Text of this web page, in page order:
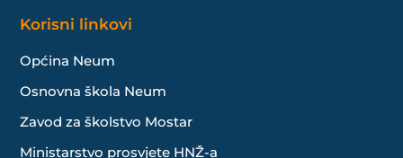
Korisni linkovi
Općina Neum
Osnovna škola Neum
Zavod za školstvo Mostar
Ministarstvo prosvjete HNŽ-a